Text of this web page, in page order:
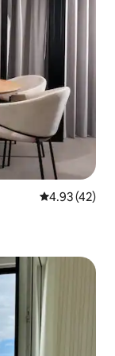
Calificación
4.93 (42)